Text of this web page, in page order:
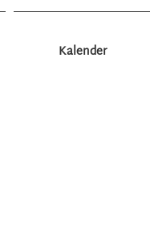
Kalender